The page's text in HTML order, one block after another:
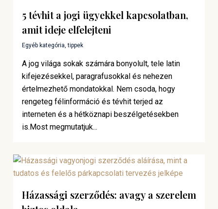
5 tévhit a jogi ügyekkel kapcsolatban,
amit ideje elfelejteni
Egyéb kategória,tippek
A jog világa sokak számára bonyolult, tele latin
kifejezésekkel, paragrafusokkal és nehezen
értelmezhető mondatokkal. Nem csoda, hogy
rengeteg félinformáció és tévhit terjed az
interneten és a hétköznapi beszélgetésekben
is.Most megmutatjuk...
Házassági szerződés: avagy a szerelem